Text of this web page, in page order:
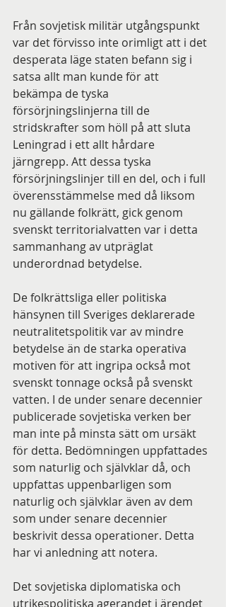
Från sovjetisk militär utgångspunkt
var det förvisso inte orimligt att i det
desperata läge staten befann sig i
satsa allt man kunde för att
bekämpa de tyska
försörjningslinjerna till de
stridskrafter som höll på att sluta
Leningrad i ett allt hårdare
järngrepp. Att dessa tyska
försörjningslinjer till en del, och i full
överensstämmelse med då liksom
nu gällande folkrätt, gick genom
svenskt territorialvatten var i detta
sammanhang av utpräglat
underordnad betydelse.
De folkrättsliga eller politiska
hänsynen till Sveriges deklarerade
neutralitetspolitik var av mindre
betydelse än de starka operativa
motiven för att ingripa också mot
svenskt tonnage också på svenskt
vatten. I de under senare decennier
publicerade sovjetiska verken ber
man inte på minsta sätt om ursäkt
för detta. Bedömningen uppfattades
som naturlig och självklar då, och
uppfattas uppenbarligen som
naturlig och självklar även av dem
som under senare decennier
beskrivit dessa operationer. Detta
har vi anledning att notera.
Det sovjetiska diplomatiska och
utrikespolitiska agerandet i ärendet